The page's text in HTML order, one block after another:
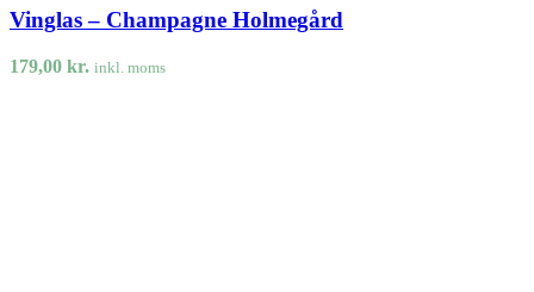
Vinglas – Champagne Holmegård
179,00 kr. inkl. moms